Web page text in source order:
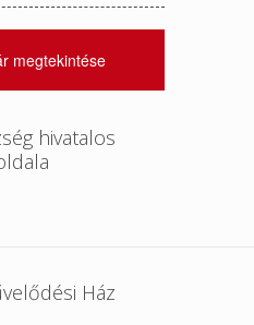
megtekintése
hivatalos
Ház